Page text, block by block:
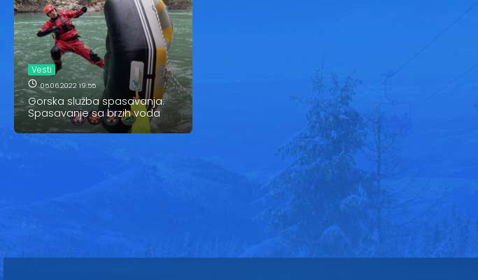
Vesti
05.06.2022 19:55
Gorska služba spasavanja:
Spasavanje sa brzih voda